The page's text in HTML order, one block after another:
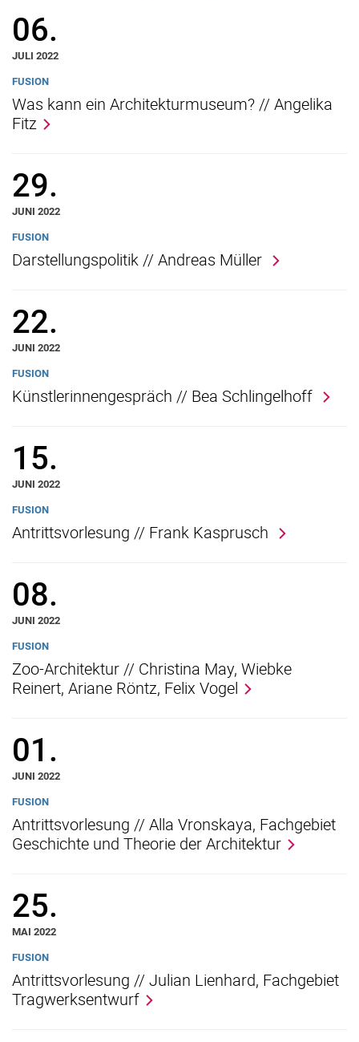
Fusion
Tag der Forschung
06.
JULI 2022
FUSION
Was kann ein Architekturmuseum? // Angelika
Fitz
29.
JUNI 2022
FUSION
Darstellungspolitik // Andreas Müller
22.
JUNI 2022
FUSION
Künstlerinnengespräch // Bea Schlingelhoff
15.
JUNI 2022
FUSION
Antrittsvorlesung // Frank Kasprusch
08.
JUNI 2022
FUSION
Zoo-Architektur // Christina May, Wiebke
Reinert, Ariane Röntz, Felix Vogel
01.
JUNI 2022
FUSION
Antrittsvorlesung // Alla Vronskaya, Fachgebiet
Geschichte und Theorie der Architektur
25.
MAI 2022
FUSION
Antrittsvorlesung // Julian Lienhard, Fachgebiet
Tragwerksentwurf